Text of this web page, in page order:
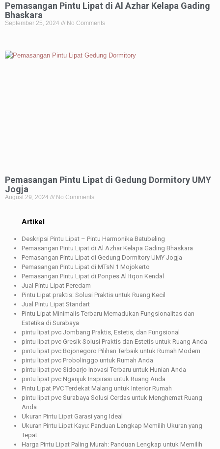
Pemasangan Pintu Lipat di Al Azhar Kelapa Gading
Bhaskara
September 25, 2024 No Comments
Pemasangan Pintu Lipat di Gedung Dormitory UMY
Jogja
August 29, 2024 No Comments
Artikel
Deskripsi Pintu Lipat – Pintu Harmonika Batubeling
Pemasangan Pintu Lipat di Al Azhar Kelapa Gading Bhaskara
Pemasangan Pintu Lipat di Gedung Dormitory UMY Jogja
Pemasangan Pintu Lipat di MTsN 1 Mojokerto
Pemasangan Pintu Lipat di Ponpes Al Itqon Kendal
Jual Pintu Lipat Peredam
Pintu Lipat praktis: Solusi Praktis untuk Ruang Kecil
Jual Pintu Lipat Standart
Pintu Lipat Minimalis Terbaru Memadukan Fungsionalitas dan
Estetika di Surabaya
pintu lipat pvc Jombang Praktis, Estetis, dan Fungsional
pintu lipat pvc Gresik Solusi Praktis dan Estetis untuk Ruang Anda
pintu lipat pvc Bojonegoro Pilihan Terbaik untuk Rumah Modern
pintu lipat pvc Probolinggo untuk Rumah Anda
pintu lipat pvc Sidoarjo Inovasi Terbaru untuk Hunian Anda
pintu lipat pvc Nganjuk Inspirasi untuk Ruang Anda
Pintu Lipat PVC Terdekat Malang untuk Interior Rumah
pintu lipat pvc Surabaya Solusi Cerdas untuk Menghemat Ruang
Anda
Ukuran Pintu Lipat Garasi yang Ideal
Ukuran Pintu Lipat Kayu: Panduan Lengkap Memilih Ukuran yang
Tepat
Harga Pintu Lipat Paling Murah: Panduan Lengkap untuk Memilih